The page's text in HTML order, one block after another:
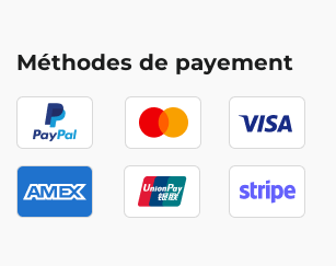
Méthodes de payement